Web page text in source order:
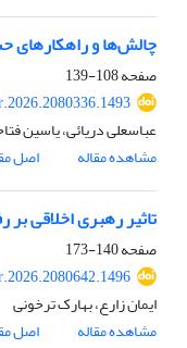
چالش‌ها و راهکارهای
صفحه108-139
عباسعلی دریائی، یاسین
مشاهده مقاله
اصل
تاثیر رهبری اخلاقی
صفحه140-173
ایمان زارع، بهارک ترخونی
مشاهده مقاله
اصل